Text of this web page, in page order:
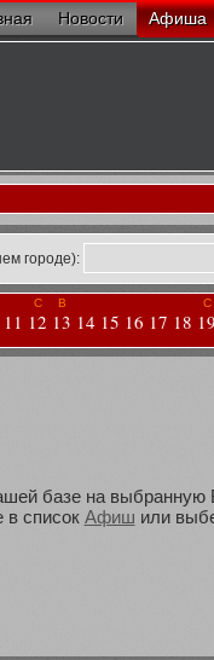
Новости Афиша
городе):
11
С
12
В
13 14 15 16 17 18
С
базе на выбранную
в список Афиш или